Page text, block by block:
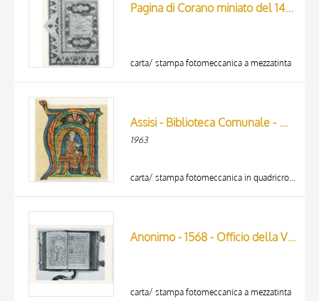
Pagina di Corano miniato del 1463 (sura II), conservato a Praga
carta/ stampa fotomeccanica a mezzatinta
Assisi - Biblioteca Comunale - ms. 17 - Fol. 248 v.
1963
carta/ stampa fotomeccanica in quadricromia
Anonimo - 1568 - Officio della Vergine Maria con calendario, due pagine
carta/ stampa fotomeccanica a mezzatinta
TITLE
ARTISTA
20 RESULTS